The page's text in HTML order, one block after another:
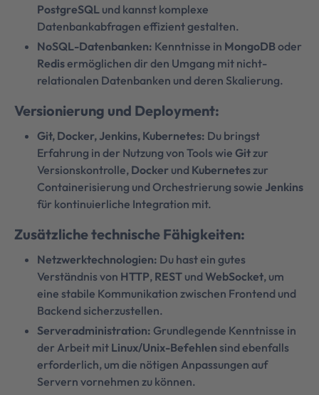
PostgreSQL und kannst komplexe
Datenbankabfragen effizient gestalten.
NoSQL-Datenbanken: Kenntnisse in MongoDBoder
Redisermöglichen dir den Umgang mit nicht-
relationalen Datenbanken und deren Skalierung.
Versionierung und Deployment:
Git, Docker, Jenkins, Kubernetes: Du bringst
Erfahrung in der Nutzung von Tools wie Gitzur
Versionskontrolle, Docker und Kuberneteszur
Containerisierung und Orchestrierung sowie Jenkins
für kontinuierliche Integration mit.
Zusätzliche technische Fähigkeiten:
Netzwerktechnologien: Du hast ein gutes
Verständnis von HTTP, REST und WebSocket, um
eine stabile Kommunikation zwischen Frontend und
Backend sicherzustellen.
Serveradministration: Grundlegende Kenntnisse in
der Arbeit mit Linux/Unix-Befehlen sind ebenfalls
erforderlich, um die nötigen Anpassungen auf
Servern vornehmen zu können.